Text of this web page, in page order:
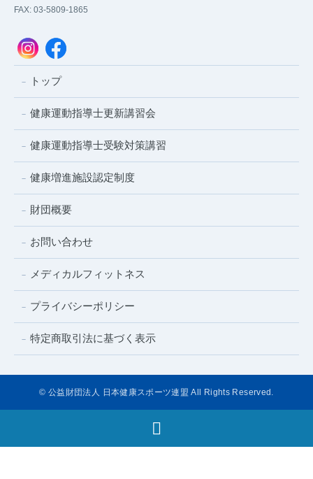
FAX: 03-5809-1865
トップ
健康運動指導士更新講習会
健康運動指導士受験対策講習
健康増進施設認定制度
財団概要
お問い合わせ
メディカルフィットネス
プライバシーポリシー
特定商取引法に基づく表示
© 公益財団法人 日本健康スポーツ連盟 All Rights Reserved.